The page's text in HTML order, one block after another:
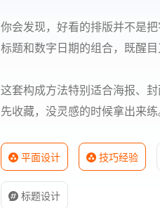
你会发现，好看的排版并不是
标题和数字日期的组合，既醒目
这套构成方法特别适合海报、
先收藏，没灵感的时候拿出来练
平面设计 技巧经验
标题设计